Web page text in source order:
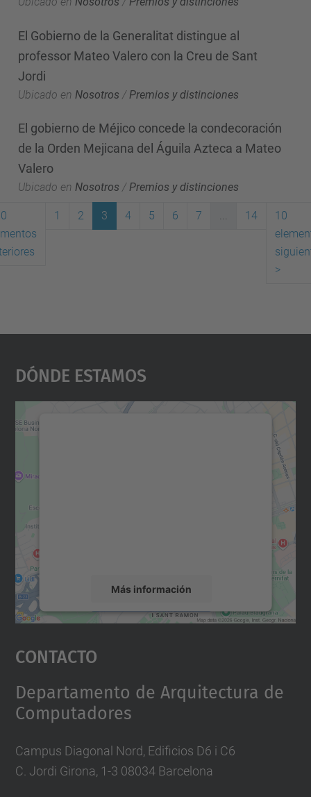
El Gobierno de la Generalitat distingue al
professor Mateo Valero con la Creu de Sant
Jordi
Ubicado en Nosotros / Premios y distinciones
El gobierno de Méjico concede la condecoración
de la Orden Mejicana del Águila Azteca a Mateo
Valero
Ubicado en Nosotros /Premios y distinciones
1 2 3 4 5 6 7 ... 14
10
>
Dónde Estamos
Más información
Aceptar
powered by
Contacto
Departamento de Arquitectura de
Computadores
Campus Diagonal Nord, Edificios D6 i C6
C. Jordi Girona, 1-3 08034 Barcelona